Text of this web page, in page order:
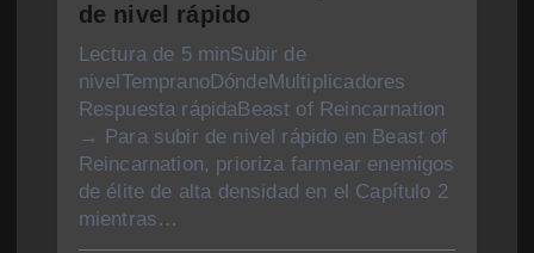
de nivel rápido
Lectura de 5 minSubir de
nivelTempranoDóndeMultiplicadores
Respuesta rápidaBeast of Reincarnation
→ Para subir de nivel rápido en Beast of
Reincarnation, prioriza farmear enemigos
de élite de alta densidad en el Capítulo 2
mientras…